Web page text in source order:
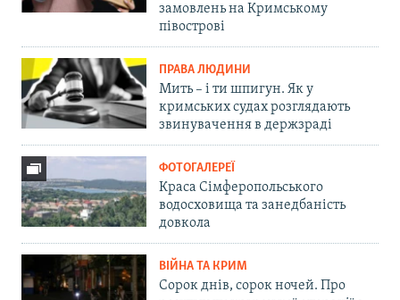
замовлень на Кримському
півострові
ПРАВА ЛЮДИНИ
Мить – і ти шпигун. Як у
кримських судах розглядають
звинувачення в держзраді
ФОТОГАЛЕРЕЇ
Краса Сімферопольського
водосховища та занедбаність
довкола
ВІЙНА ТА КРИМ
Сорок днів, сорок ночей. Про